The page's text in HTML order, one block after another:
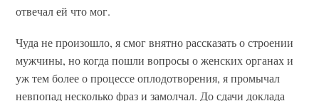
отвечал ей что мог.
Чуда не произошло, я смог внятно рассказать о строении
мужчины, но когда пошли вопросы о женских органах и
уж тем более о процессе оплодотворения, я промычал
невпопад несколько фраз и замолчал. До сдачи доклада